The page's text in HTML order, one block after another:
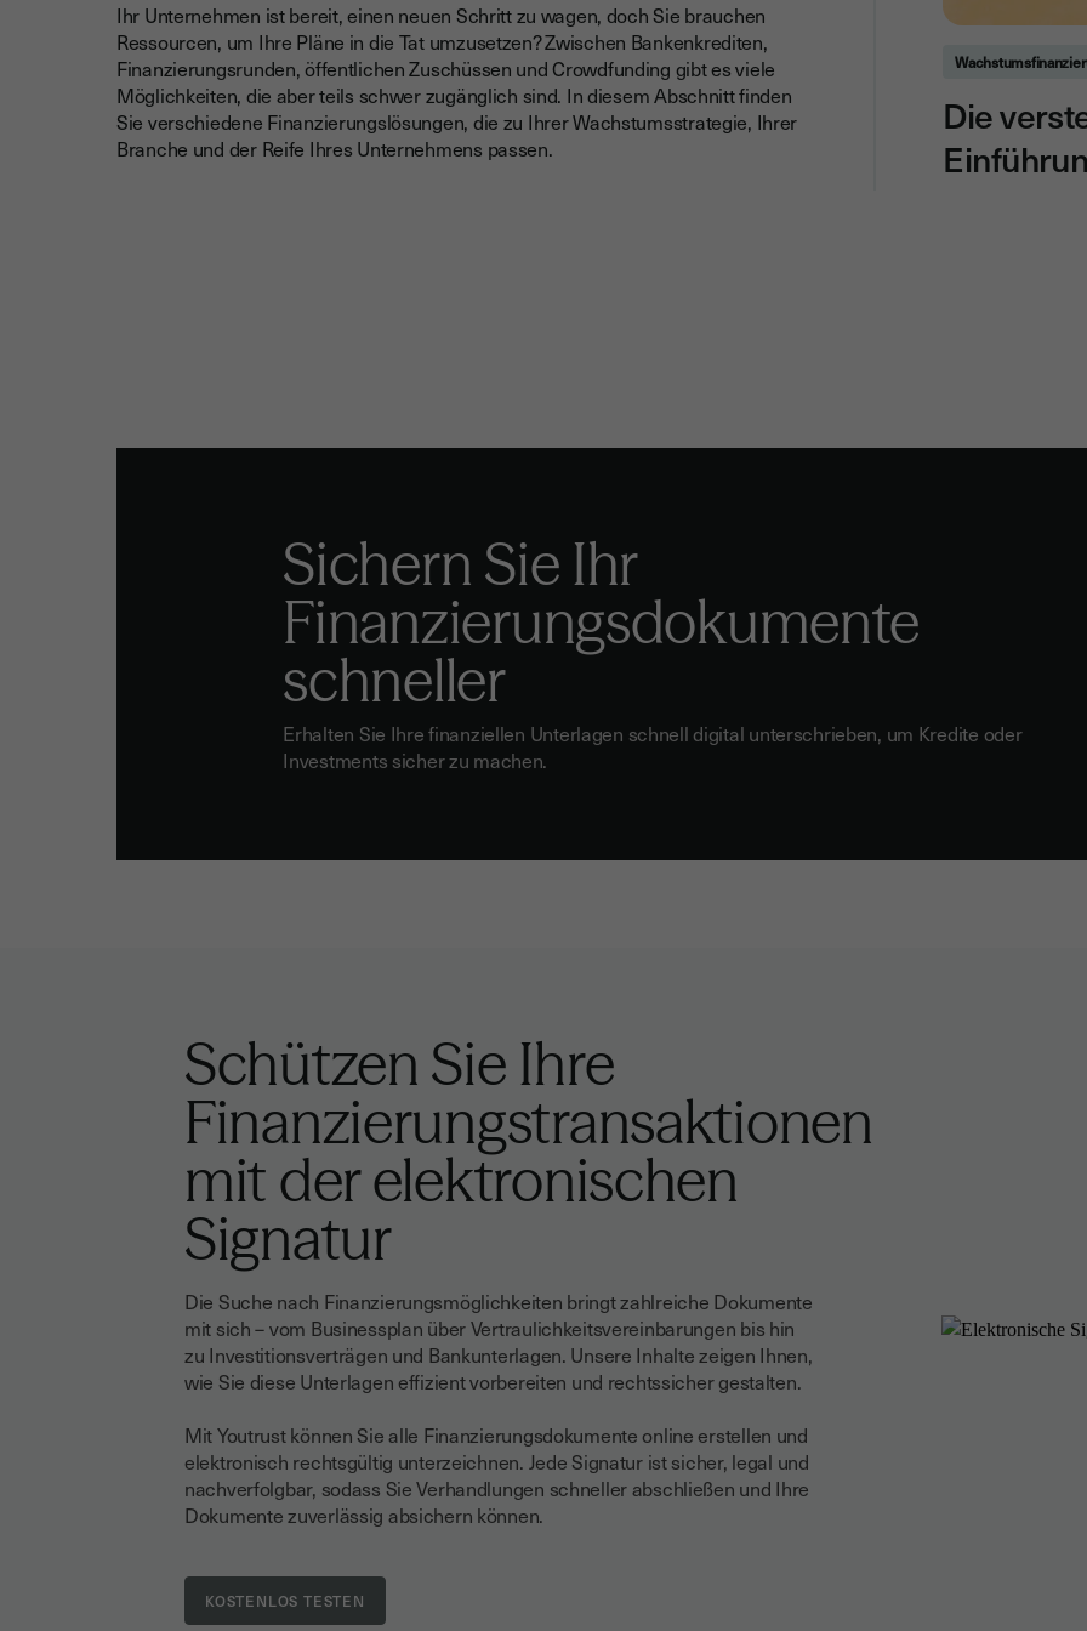
Ihr Unternehmen ist bereit, einen neuen Schritt zu wagen, doch Sie brauchen
Ressourcen, um Ihre Pläne in die Tat umzusetzen? Zwischen Bankenkrediten,
Finanzierungsrunden, öffentlichen Zuschüssen und Crowdfunding gibt es viele
Möglichkeiten, die aber teils schwer zugänglich sind. In diesem Abschnitt finden
Sie verschiedene Finanzierungslösungen, die zu Ihrer Wachstumsstrategie, Ihrer
Branche und der Reife Ihres Unternehmens passen.
Die
Sichern Sie Ihr
Finanzierungsdokumente
schneller
Erhalten Sie Ihre finanziellen Unterlagen schnell digital unterschrieben, um Kredite oder
Investments sicher zu machen.
Schützen Sie Ihre
Finanzierungstransaktionen
mit der elektronischen
Signatur
Die Suche nach Finanzierungsmöglichkeiten bringt zahlreiche Dokumente
mit sich – vom Businessplan über Vertraulichkeitsvereinbarungen bis hin
zu Investitionsverträgen und Bankunterlagen. Unsere Inhalte zeigen Ihnen,
wie Sie diese Unterlagen effizient vorbereiten und rechtssicher gestalten.
Mit Youtrust können Sie alle Finanzierungsdokumente online erstellen und
elektronisch rechtsgültig unterzeichnen. Jede Signatur ist sicher, legal und
nachverfolgbar, sodass Sie Verhandlungen schneller abschließen und Ihre
Dokumente zuverlässig absichern können.